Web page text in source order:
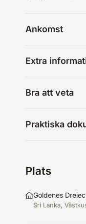
Ankomst
Extra
Bra att veta
Praktiska
Plats
Goldenes
Sri Lanka,